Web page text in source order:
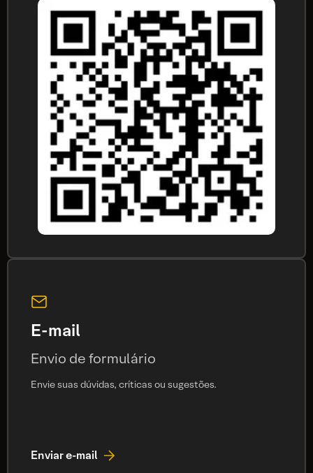
E-mail
Envio de formulário
Envie suas dúvidas, críticas ou sugestões.
Enviar e-mail